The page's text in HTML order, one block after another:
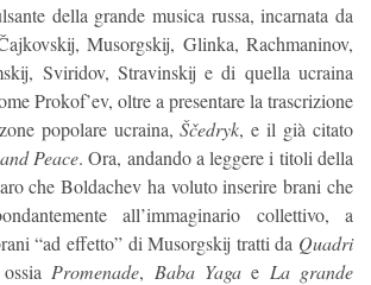
della grande musica russa, incarnata da
Musorgskij, Glinka, Rachmaninov,
Sviridov, Stravinskij e di quella ucraina
Prokof’ev, oltre a presentare la trascrizione
popolare ucraina,Ščedryk, e il già citato
Peace. Ora, andando a leggere i titoli della
che Boldachev ha voluto inserire brani che
all’immaginario collettivo, a
“ad effetto” di Musorgskij tratti da Quadri
Promenade, Baba Yagae La grande